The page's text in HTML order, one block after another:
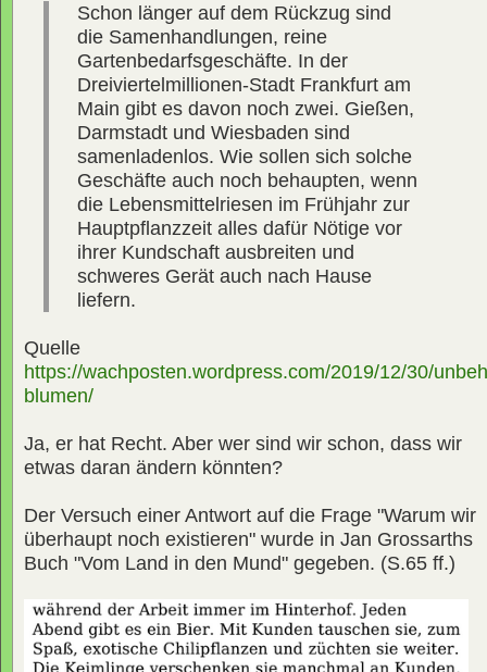
Schon länger auf dem Rückzug sind
die Samenhandlungen, reine
Gartenbedarfsgeschäfte. In der
Dreiviertelmillionen-Stadt Frankfurt am
Main gibt es davon noch zwei. Gießen,
Darmstadt und Wiesbaden sind
samenladenlos. Wie sollen sich solche
Geschäfte auch noch behaupten, wenn
die Lebensmittelriesen im Frühjahr zur
Hauptpflanzzeit alles dafür Nötige vor
ihrer Kundschaft ausbreiten und
schweres Gerät auch nach Hause
liefern.
Quelle
https://wachposten.wordpress.com/2019/12/30/
blumen/
Ja, er hat Recht. Aber wer sind wir schon, dass wir
etwas daran ändern könnten?
Der Versuch einer Antwort auf die Frage "Warum wir
überhaupt noch existieren" wurde in Jan Grossarths
Buch "Vom Land in den Mund" gegeben. (S.65 ff.)